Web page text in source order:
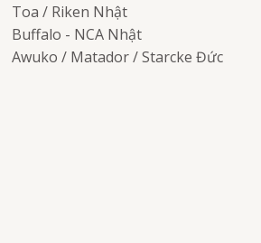
Toa / Riken Nhật
Buffalo - NCA Nhật
Awuko / Matador / Starcke Đức